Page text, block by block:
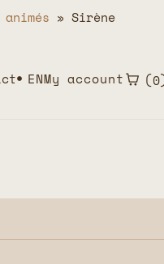
» Sirène
ENMy account 0